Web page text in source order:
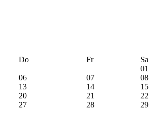
Do Fr Sa
01
06 07 08
13 14 15
20 21 22
27 28 29